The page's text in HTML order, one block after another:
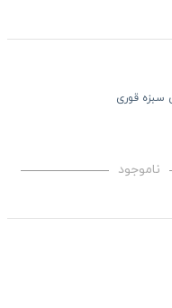
سبزه قوری
ناموجود